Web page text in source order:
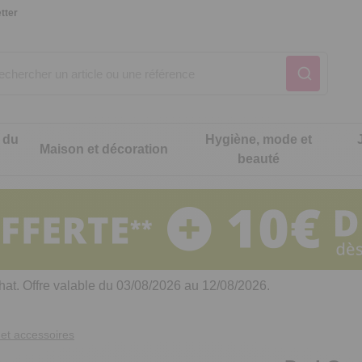
cuisine
de cuisine malins
Notre produit du
Notre produit du
Maison et décoration
Notre produit du
Hygiène, mode et
beauté
intimité
Notre produit du
Notre produit du
Notre produit du
Offre valable du 03/08/2026 au 12/08/2026.
accessoires